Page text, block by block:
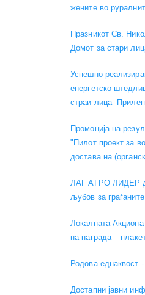
жените во
Празникот Св.
Домот за стари
Успешно
енергетско
страи лица- Прилеп
Промоција на
"Пилот проект за
достава на
ЛАГ АГРО ЛИДЕР
љубов за
Локалната
на награда –
Родова еднаквост
Достапни јавни